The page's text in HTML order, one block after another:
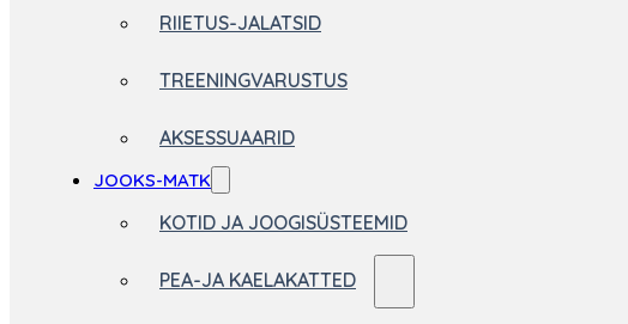
RIIETUS-JALATSID
TREENINGVARUSTUS
AKSESSUAARID
JOOKS-MATK
KOTID JA JOOGISÜSTEEMID
PEA-JA KAELAKATTED